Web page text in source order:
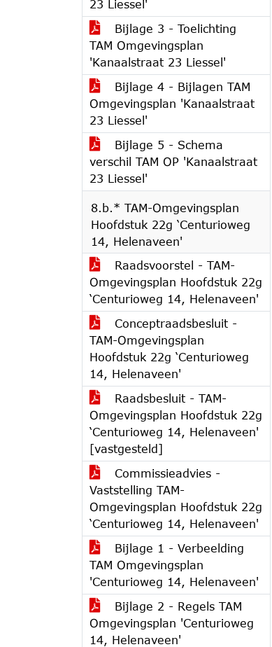
23 Liessel'
Bijlage 3 - Toelichting
TAM Omgevingsplan
'Kanaalstraat 23 Liessel'
Bijlage 4 - Bijlagen TAM
Omgevingsplan 'Kanaalstraat
23 Liessel'
Bijlage 5 - Schema
verschil TAM OP 'Kanaalstraat
23 Liessel'
8.b.* TAM-Omgevingsplan
Hoofdstuk 22g ‘Centurioweg
14, Helenaveen'
Raadsvoorstel - TAM-
Omgevingsplan Hoofdstuk 22g
‘Centurioweg 14, Helenaveen'
Conceptraadsbesluit -
TAM-Omgevingsplan
Hoofdstuk 22g ‘Centurioweg
14, Helenaveen'
Raadsbesluit - TAM-
Omgevingsplan Hoofdstuk 22g
‘Centurioweg 14, Helenaveen'
[vastgesteld]
Commissieadvies -
Vaststelling TAM-
Omgevingsplan Hoofdstuk 22g
‘Centurioweg 14, Helenaveen'
Bijlage 1 - Verbeelding
TAM Omgevingsplan
'Centurioweg 14, Helenaveen'
Bijlage 2 - Regels TAM
Omgevingsplan 'Centurioweg
14, Helenaveen'